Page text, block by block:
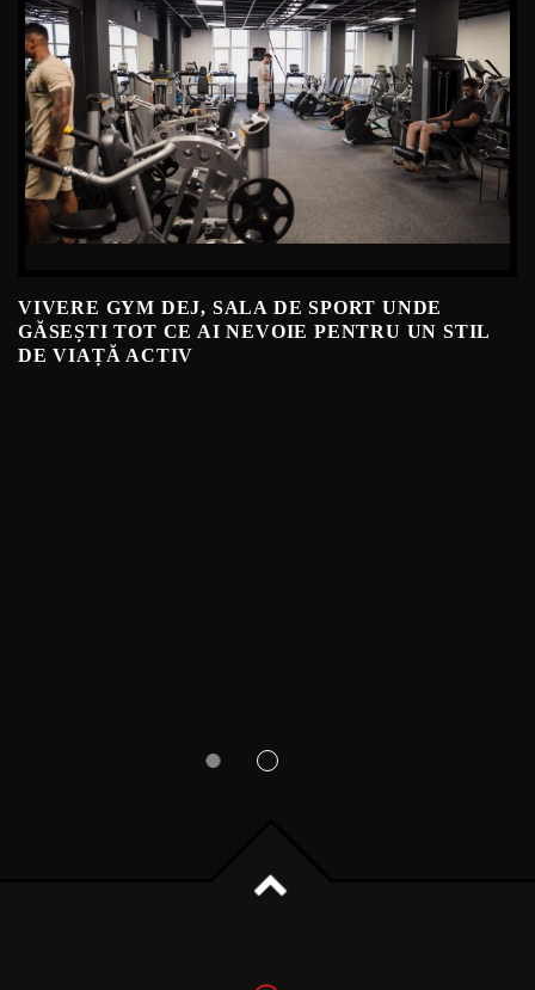
VIVERE GYM DEJ, SALA DE SPORT UNDE
GĂSEȘTI TOT CE AI NEVOIE PENTRU UN STIL
DE VIAȚĂ ACTIV